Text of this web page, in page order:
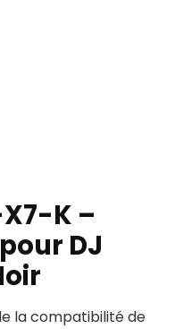
K –
DJ
la compatibilité de